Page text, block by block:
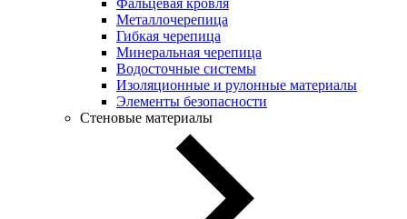
Металлочерепица
Гибкая черепица
Минеральная черепица
Водосточные системы
Изоляционные и рулонные материалы
Элементы безопасности
Стеновые материалы